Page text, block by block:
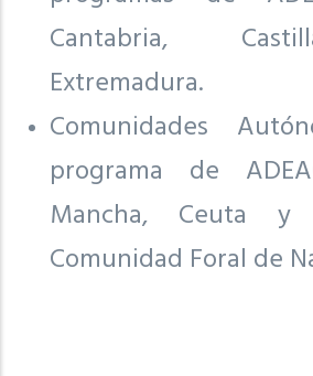
Cantabria,
Extremadura.
Comunidades
programa de
Mancha, Ceuta
Comunidad Foral de